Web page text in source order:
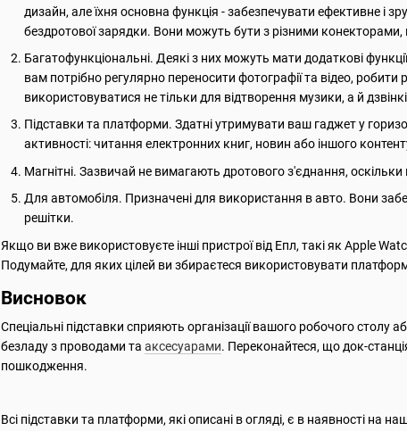
дизайн, але їхня основна функція - забезпечувати ефективне і
бездротової зарядки. Вони можуть бути з різними
Багатофункціональні. Деякі з них можуть мати додаткові
вам потрібно регулярно переносити фотографії та відео,
використовуватися не тільки для відтворення музики, а й
Підставки та платформи. Здатні утримувати ваш гаджет у
активності: читання електронних книг, новин або іншого
Магнітні. Зазвичай не вимагають дротового з'єднання,
Для автомобіля. Призначені для використання в авто. Вони
решітки.
Якщо ви вже використовуєте інші пристрої від Епл, такі як Apple
Подумайте, для яких цілей ви збираєтеся використовувати
Висновок
Спеціальні підставки сприяють організації вашого робочого
безладу з проводами та аксесуарами. Переконайтеся, що док-
пошкодження.
Всі підставки та платформи, які описані в огляді, є в наявності на